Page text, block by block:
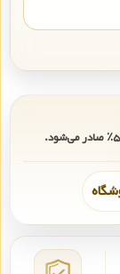
۵٪ صادر می‌شود.